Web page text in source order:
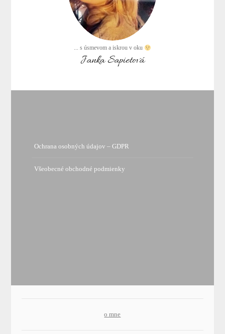
... s úsmevom a iskrou v oku
Janka Sapietová
Ochrana osobných údajov – GDPR
Všeobecné obchodné podmienky
o mne